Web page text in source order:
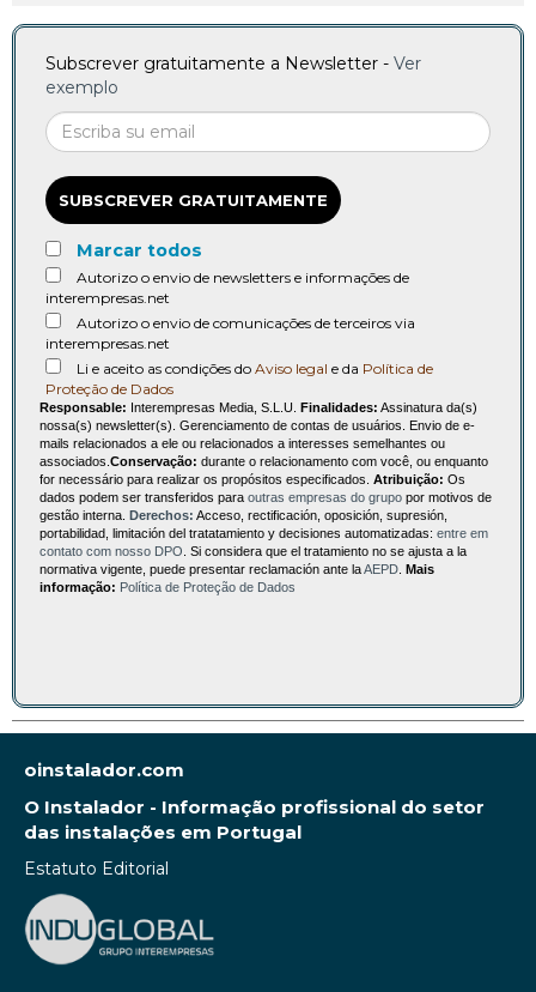
Subscrever gratuitamente a Newsletter - Ver
exemplo
SUBSCREVER GRATUITAMENTE
Marcar todos
Autorizo o envio de newsletters e informações de
interempresas.net
Autorizo o envio de comunicações de terceiros via
interempresas.net
Li e aceito as condições do Aviso legal e da Política de
Proteção de Dados
Responsable: Interempresas Media, S.L.U. Finalidades: Assinatura da(s)
nossa(s) newsletter(s). Gerenciamento de contas de usuários. Envio de e-
mails relacionados a ele ou relacionados a interesses semelhantes ou
associados. Conservação: durante o relacionamento com você, ou enquanto
for necessário para realizar os propósitos especificados. Atribuição: Os
dados podem ser transferidos para outras empresas do grupo por motivos de
gestão interna. Derechos: Acceso, rectificación, oposición, supresión,
portabilidad, limitación del tratatamiento y decisiones automatizadas: entre em
contato com nosso DPO . Si considera que el tratamiento no se ajusta a la
normativa vigente, puede presentar reclamación ante laAEPD Mais
informação: Política de Proteção de Dados
oinstalador.com
O Instalador - Informação profissional do setor
das instalações em Portugal
Estatuto Editorial